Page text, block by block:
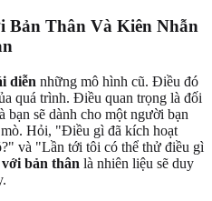
Bản Thân Và Kiên Nhẫn
diễn những mô hình cũ. Điều đó
quá trình. Điều quan trọng là đối
bạn sẽ dành cho một người bạn
mò. Hỏi, "Điều gì đã kích hoạt
?" và "Lần tới tôi có thể thử điều gì
bản thân là nhiên liệu sẽ duy